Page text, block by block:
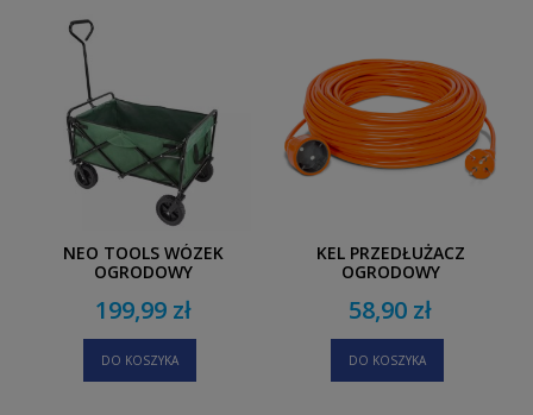
NEO TOOLS WÓZEK
OGRODOWY
SKŁADANY
199,99 zł
DO KOSZYKA
KEL PRZEDŁUŻACZ
OGRODOWY
20M
58,90 zł
DO KOSZYKA